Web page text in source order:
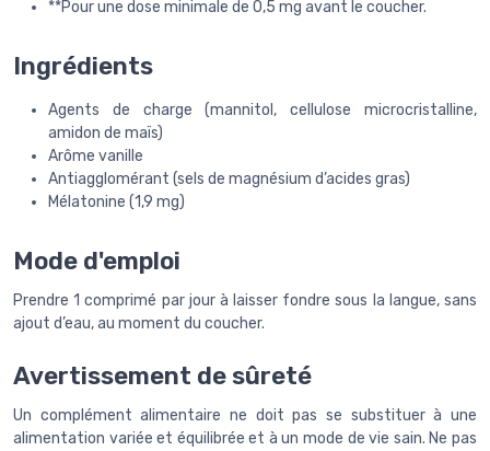
**Pour une dose minimale de 0,5 mg avant le coucher.
Ingrédients
Agents de charge (mannitol, cellulose microcristalline,
amidon de maïs)
Arôme vanille
Antiagglomérant (sels de magnésium d’acides gras)
Mélatonine (1,9 mg)
Mode d'emploi
Prendre 1 comprimé par jour à laisser fondre sous la langue, sans
ajout d’eau, au moment du coucher.
Avertissement de sûreté
Un complément alimentaire ne doit pas se substituer à une
alimentation variée et équilibrée et à un mode de vie sain. Ne pas